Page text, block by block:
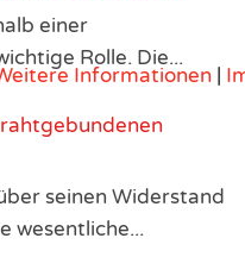
einer
Rolle. Die...
seinen Widerstand
wesentliche...
Informationen |